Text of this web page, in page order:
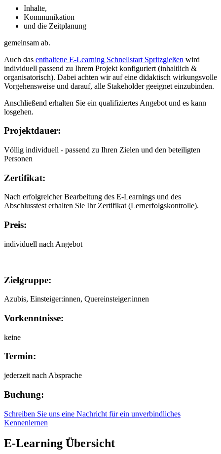
Inhalte,
Kommunikation
und die Zeitplanung
gemeinsam ab.
Auch das enthaltene E-Learning Schnellstart Spritzgießen wird
individuell passend zu Ihrem Projekt konfiguriert (inhaltlich &
organisatorisch). Dabei achten wir auf eine didaktisch wirkungsvolle
Vorgehensweise und darauf, alle Stakeholder geeignet einzubinden.
Anschließend erhalten Sie ein qualifiziertes Angebot und es kann
losgehen.
Projektdauer:
Völlig individuell - passend zu Ihren Zielen und den beteiligten
Personen
Zertifikat:
Nach erfolgreicher Bearbeitung des E-Learnings und des
Abschlusstest erhalten Sie Ihr Zertifikat (Lernerfolgskontrolle).
Preis:
individuell nach Angebot
Zielgruppe:
Azubis, Einsteiger:innen, Quereinsteiger:innen
Vorkenntnisse:
keine
Termin:
jederzeit nach Absprache
Buchung:
Schreiben Sie uns eine Nachricht für ein unverbindliches
Kennenlernen
E-Learning Übersicht